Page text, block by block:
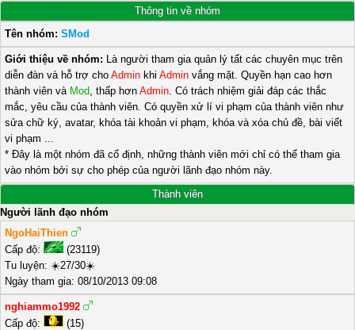
Thông tin về nhóm
Tên nhóm: SMod
Giới thiệu về nhóm: Là người tham gia quản lý tất các chuyên mục trên
diễn đàn và hỗ trợ cho Admin khi Admin vắng mặt. Quyền hạn cao hơn
thành viên và Mod, thấp hơn Admin. Có trách nhiệm giải đáp các thắc
mắc, yêu cầu của thành viên. Có quyền xử lí vi phạm của thành viên như
sửa chữ ký, avatar, khóa tài khoản vi phạm, khóa và xóa chủ đề, bài viết
vi phạm ...
* Đây là một nhóm đã cố định, những thành viên mới chỉ có thể tham gia
vào nhóm bởi sự cho phép của người lãnh đạo nhóm này.
Thành viên
Người lãnh đạo nhóm
NgoHaiThien
Cấp độ:
(23119)
Tu luyện: ☀️27/30☀️
Ngày tham gia: 08/10/2013 09:08
nghiammo1992
Cấp độ:
(15)